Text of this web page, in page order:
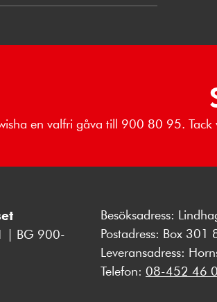
en valfri gåva till 900 80 95.
| BG 900-
Besöksadress:
Postadress: Box
Leveransadress:
Telefon: 08-452 46